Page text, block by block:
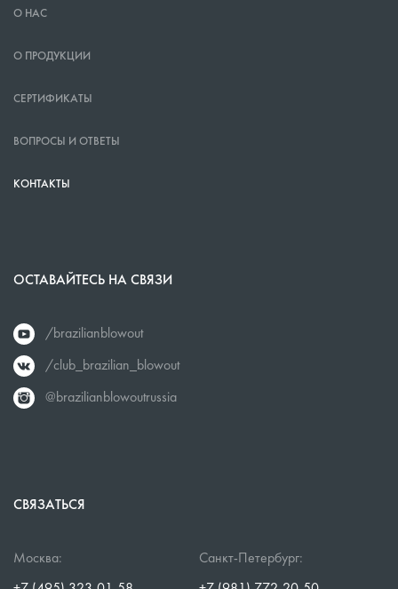
О НАС
О ПРОДУКЦИИ
СЕРТИФИКАТЫ
ВОПРОСЫ И ОТВЕТЫ
КОНТАКТЫ
ОСТАВАЙТЕСЬ НА СВЯЗИ
/brazilianblowout
/club_brazilian_blowout
@brazilianblowoutrussia
СВЯЗАТЬСЯ
Москва: Санкт-Петербург: